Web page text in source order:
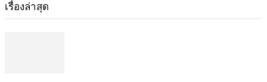
เรื่องล่าสุด